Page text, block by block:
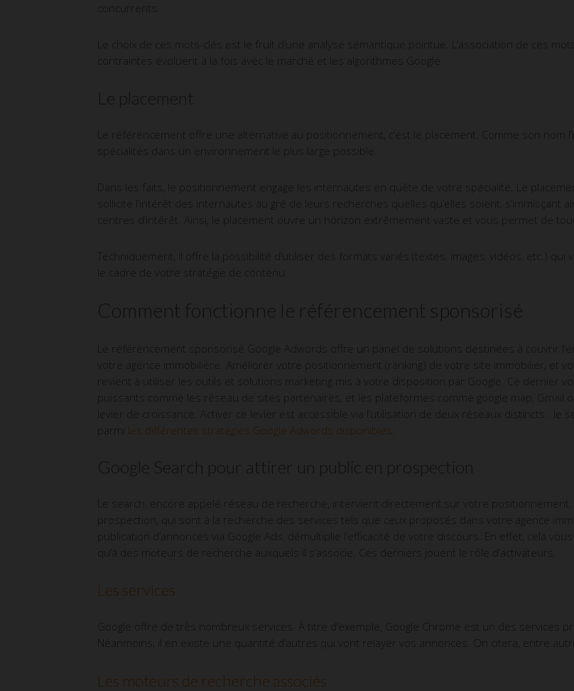
concurrents.
Le choix de ces mots-clés est le fruit d’une analyse sémantique pointue. L’association de ces
contraintes évoluent à la fois avec le marché et les algorithmes Google.
Le placement
Le référencement offre une alternative au positionnement, c’est le placement. Comme son nom
spécialités dans un environnement le plus large possible.
Dans les faits, le positionnement engage les internautes en quête de votre spécialité. Le
sollicite l’intérêt des internautes au gré de leurs recherches quelles qu’elles soient,
centres d’intérêt. Ainsi, le placement ouvre un horizon extrêmement vaste et vous permet de
Techniquement, il offre la possibilité d’utiliser des formats variés (textes, images, vidéos, etc.)
le cadre de votre stratégie de contenu.
Comment fonctionne le référencement sponsorisé
Le référencement sponsorisé Google Adwords offre un panel de solutions destinées à couvrir
votre agence immobilière. Améliorer votre positionnement (ranking) de votre site immobilier, et
revient à utiliser les outils et solutions marketing mis à votre disposition par Google. Ce dernier
puissants comme les réseau de sites partenaires, et les plateformes comme google map, Gmail
levier de croissance. Activer ce levier est accessible via l’utilisation de deux réseaux distincts : le
les différentes stratégies Google Adwords disponibles
Google Search pour attirer un public en prospection
Le search, encore appelé réseau de recherche, intervient directement sur votre
prospection, qui sont à la recherche des services tels que ceux proposés dans votre agence
publication d’annonces via Google Ads, démultiplie l’efficacité de votre discours. En effet, cela
qu’à des moteurs de recherche auxquels il s’associe. Ces derniers jouent le rôle d’activateurs.
Les services
Google offre de très nombreux services. À titre d’exemple, Google Chrome est un des services
Néanmoins, il en existe une quantité d’autres qui vont relayer vos annonces. On citera, entre
Les moteurs de recherche associés